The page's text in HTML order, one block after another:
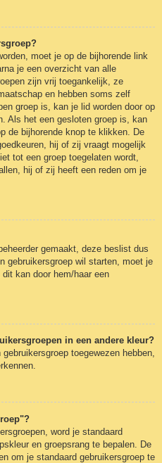
moet je op de bijhorende link
je een overzicht van alle
zijn vrij toegankelijk, ze
en hebben soms zelf
groep is, kan je lid worden door op
Als het een gesloten groep is, kan
de bijhorende knop te klikken. De
hij of zij vraagt mogelijk
tot een groep toegelaten wordt,
hij of zij heeft een reden om je
gemaakt, deze beslist dus
gebruikersgroep wil starten, moet je
kan door hem/haar een
in een andere kleur?
toegewezen hebben,
word je standaard
en groepsrang te bepalen. De
om je standaard gebruikersgroep te